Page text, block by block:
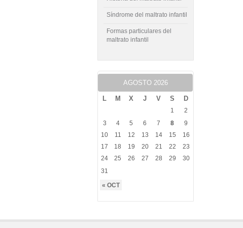
Síndrome del maltrato infantil
Formas particulares del
maltrato infantil
AGOSTO 2026
L M X J V S D
« OCT
1
2
3
4 5 6 7 8
9
10
11 12 13 14 15
16
17
18 19 20 21 22
23
24
25 26 27 28 29
30
31